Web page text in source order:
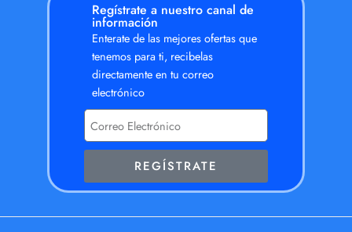
Regístrate a nuestro canal de
información
Enterate de las mejores ofertas que
tenemos para ti, recibelas
directamente en tu correo
electrónico
REGÍSTRATE